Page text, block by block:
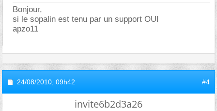
Bonjour,
si le sopalin est tenu par un support OUI
apzo11
24/08/2010, 09h42 #4
invite6b2d3a26